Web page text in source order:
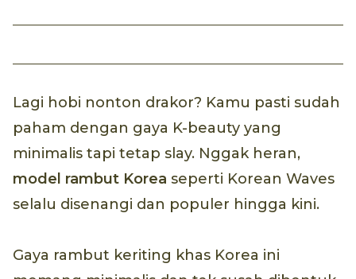
Lagi hobi nonton drakor? Kamu pasti sudah
paham dengan gaya K-beauty yang
minimalis tapi tetap slay. Nggak heran,
model rambut Korea seperti Korean Waves
selalu disenangi dan populer hingga kini.
Gaya rambut keriting khas Korea ini